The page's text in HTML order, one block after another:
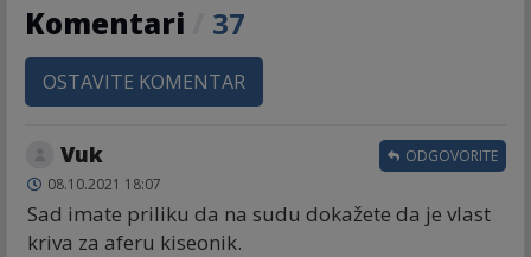
Komentari 37
OSTAVITE KOMENTAR
Vuk
08.10.2021 18:07
Sad imate priliku da na sudu dokažete da je vlast
kriva za aferu kiseonik.
ODGOVORITE